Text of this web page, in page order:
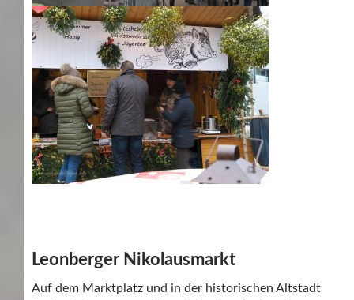
Leonberger Nikolausmarkt
Auf dem Marktplatz und in der historischen Altstadt